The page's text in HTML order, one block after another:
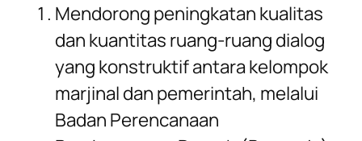
Mendorong peningkatan kualitas
dan kuantitas ruang-ruang dialog
yang konstruktif antara kelompok
marjinal dan pemerintah, melalui
Badan Perencanaan